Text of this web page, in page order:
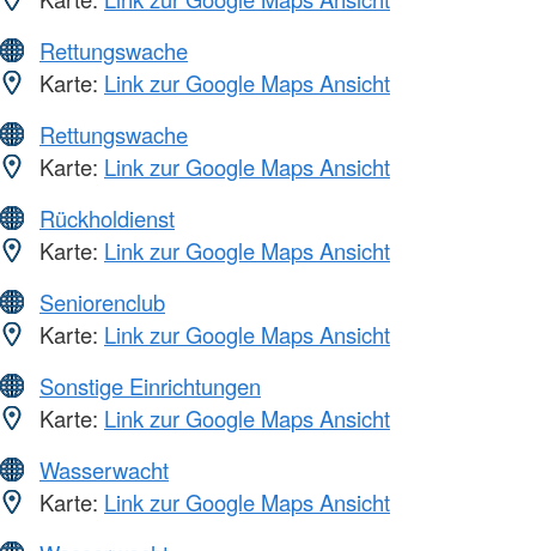
Rettungswache
Karte: Link zur Google Maps Ansicht
Rettungswache
Karte: Link zur Google Maps Ansicht
Rückholdienst
Karte: Link zur Google Maps Ansicht
Seniorenclub
Karte: Link zur Google Maps Ansicht
Sonstige Einrichtungen
Karte: Link zur Google Maps Ansicht
Wasserwacht
Karte: Link zur Google Maps Ansicht